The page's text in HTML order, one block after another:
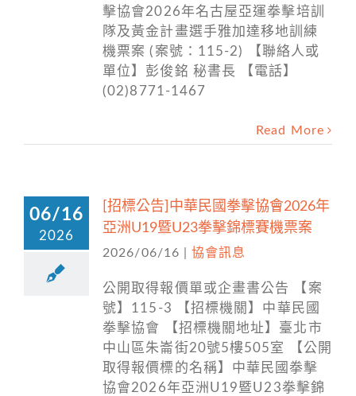
擊協會2026年名古屋亞運拳擊培訓
隊及黃金計畫選手雅加達移地訓練
機票案 (案號：115-2) 【聯絡人或
單位】彭俊銘 秘書長 【電話】
(02)8771-1467
Read More
06/16
2026
[招標公告]中華民國拳擊協會2026年
亞洲U19暨U23拳擊錦標賽機票案
2026/06/16 協會訊息
公開取得報價單或企畫書公告 【案
號】115-3 【招標機關】中華民國
拳擊協會 【招標機關地址】臺北市
中山區朱崙街20號5樓505室 【公開
取得報價標的名稱】中華民國拳擊
協會2026年亞洲U19暨U23拳擊錦